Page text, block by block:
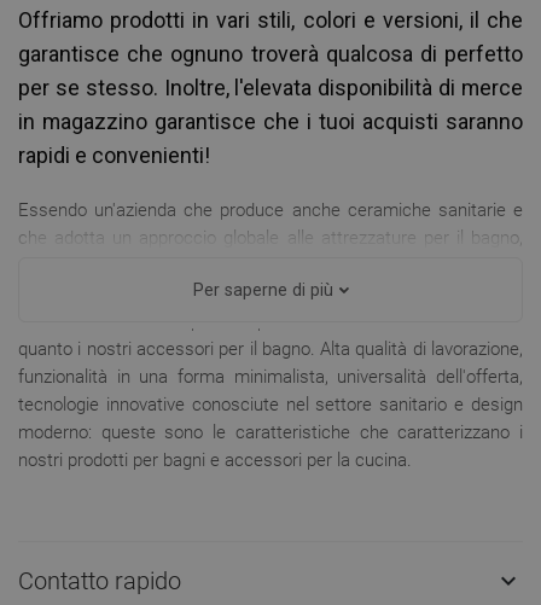
Offriamo prodotti in vari stili, colori e versioni, il che
garantisce che ognuno troverà qualcosa di perfetto
per se stesso. Inoltre, l'elevata disponibilità di merce
in magazzino garantisce che i tuoi acquisti saranno
rapidi e convenienti!
Essendo un'azienda che produce anche ceramiche sanitarie e
che adotta un approccio globale alle attrezzature per il bagno,
moderno che di ricchezza della nostra gamma di prodotti.
quanto i nostri accessori per il bagno. Alta qualità di lavorazione,
funzionalità in una forma minimalista, universalità dell'offerta,
tecnologie innovative conosciute nel settore sanitario e design
moderno: queste sono le caratteristiche che caratterizzano i
nostri prodotti per bagni e accessori per la cucina.
Per saperne di più
Contatto rapido 